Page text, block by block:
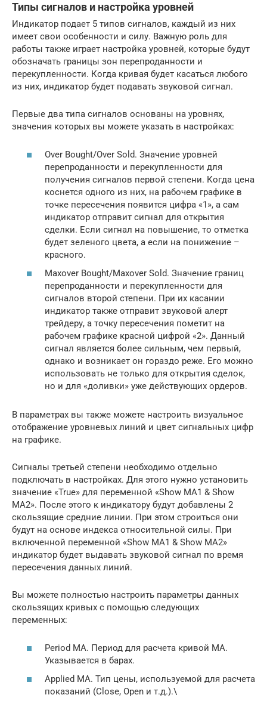
Типы сигналов и настройка уровней
Индикатор подает 5 типов сигналов, каждый из них
имеет свои особенности и силу. Важную роль для
работы также играет настройка уровней, которые будут
обозначать границы зон перепроданности и
перекупленности. Когда кривая будет касаться любого
из них, индикатор будет подавать звуковой сигнал.
Первые два типа сигналов основаны на уровнях,
значения которых вы можете указать в настройках:
Over Bought/Over Sold. Значение уровней
перепроданности и перекупленности для
получения сигналов первой степени. Когда цена
коснется одного из них, на рабочем графике в
точке пересечения появится цифра «1», а сам
индикатор отправит сигнал для открытия
сделки. Если сигнал на повышение, то отметка
будет зеленого цвета, а если на понижение –
красного.
Maxover Bought/Maxover Sold. Значение границ
перепроданности и перекупленности для
сигналов второй степени. При их касании
индикатор также отправит звуковой алерт
трейдеру, а точку пересечения пометит на
рабочем графике красной цифрой «2». Данный
сигнал является более сильным, чем первый,
однако и возникает он гораздо реже. Его можно
использовать не только для открытия сделок,
но и для «доливки» уже действующих ордеров.
В параметрах вы также можете настроить визуальное
отображение уровневых линий и цвет сигнальных цифр
на графике.
Сигналы третьей степени необходимо отдельно
подключать в настройках. Для этого нужно установить
значение «True» для переменной «Show MA1 & Show
MA2». После этого к индикатору будут добавлены 2
скользящие средние линии. При этом строиться они
будут на основе индекса относительной силы. При
включенной переменной «Show MA1 & Show MA2»
индикатор будет выдавать звуковой сигнал по время
пересечения данных линий.
Вы можете полностью настроить параметры данных
скользящих кривых с помощью следующих
переменных:
Period MA. Период для расчета кривой MA.
Указывается в барах.
Applied MA. Тип цены, используемой для расчета
показаний (Close, Open и т.д.).\